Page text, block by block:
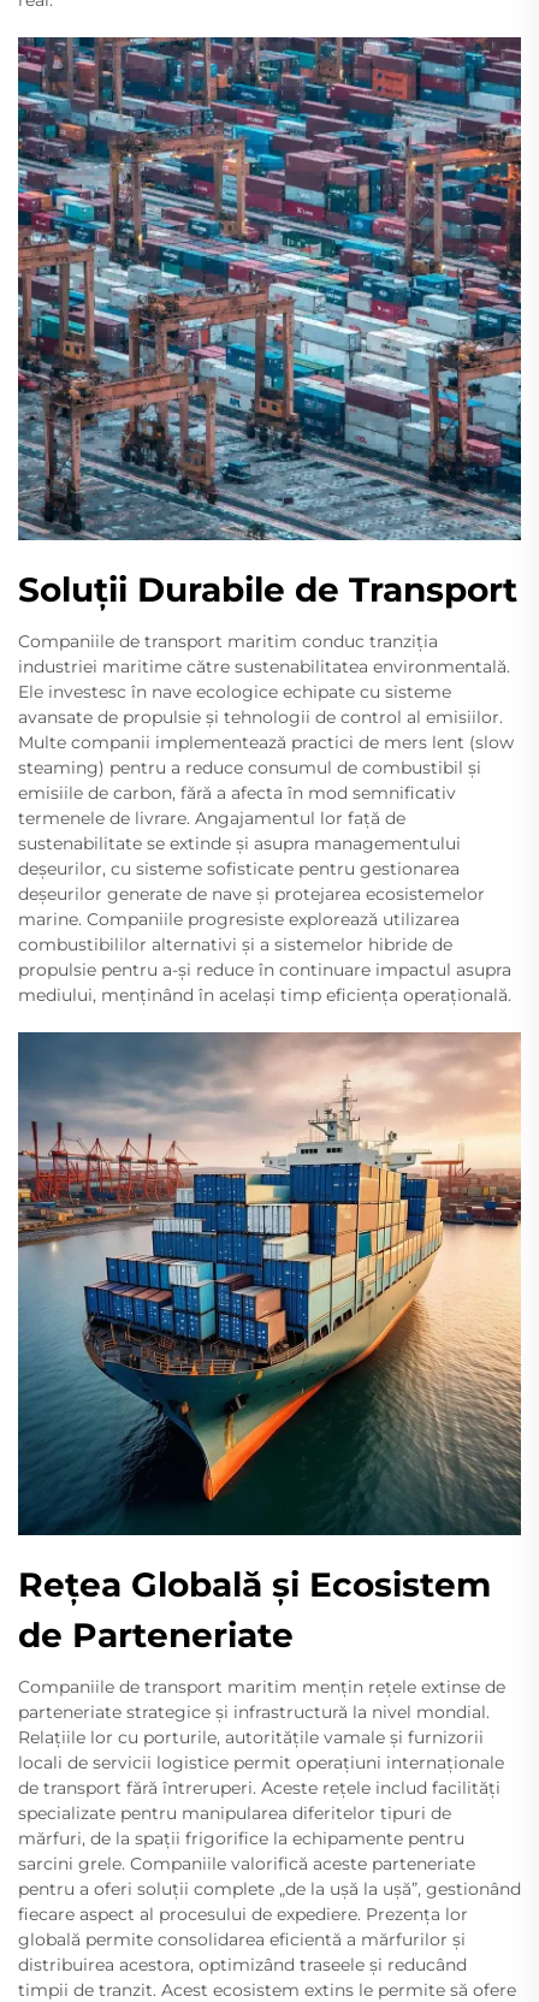
Soluții Durabile de Transport
Companiile de transport maritim conduc tranziția
industriei maritime către sustenabilitatea environmentală.
Ele investesc în nave ecologice echipate cu sisteme
avansate de propulsie și tehnologii de control al emisiilor.
Multe companii implementează practici de mers lent (slow
steaming) pentru a reduce consumul de combustibil și
emisiile de carbon, fără a afecta în mod semnificativ
termenele de livrare. Angajamentul lor față de
sustenabilitate se extinde și asupra managementului
deșeurilor, cu sisteme sofisticate pentru gestionarea
deșeurilor generate de nave și protejarea ecosistemelor
marine. Companiile progresiste explorează utilizarea
combustibililor alternativi și a sistemelor hibride de
propulsie pentru a-și reduce în continuare impactul asupra
mediului, menținând în același timp eficiența operațională.
Rețea Globală și Ecosistem
de Parteneriate
Companiile de transport maritim mențin rețele extinse de
parteneriate strategice și infrastructură la nivel mondial.
Relațiile lor cu porturile, autoritățile vamale și furnizorii
locali de servicii logistice permit operațiuni internaționale
de transport fără întreruperi. Aceste rețele includ facilități
specializate pentru manipularea diferitelor tipuri de
mărfuri, de la spații frigorifice la echipamente pentru
sarcini grele. Companiile valorifică aceste parteneriate
pentru a oferi soluții complete „de la ușă la ușă”, gestionând
fiecare aspect al procesului de expediere. Prezența lor
globală permite consolidarea eficientă a mărfurilor și
distribuirea acestora, optimizând traseele și reducând
timpii de tranzit. Acest ecosistem extins le permite să ofere